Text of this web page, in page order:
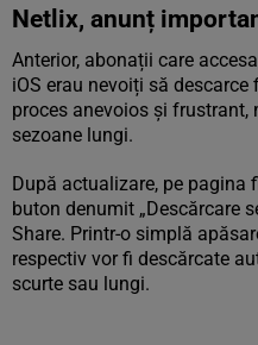
Netlix, anunț
Anterior, abonații care
iOS erau nevoiți să
proces anevoios și frustrant,
sezoane lungi.
După actualizare, pe pagina
buton denumit „Descărcare
Share. Printr-o simplă
respectiv vor fi descărcate
scurte sau lungi.